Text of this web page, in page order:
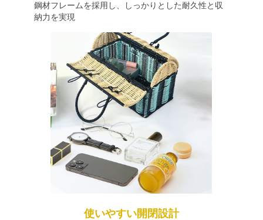
鋼材フレームを採用し、しっかりとした耐久性と収
納力を実現
使いやすい開閉設計